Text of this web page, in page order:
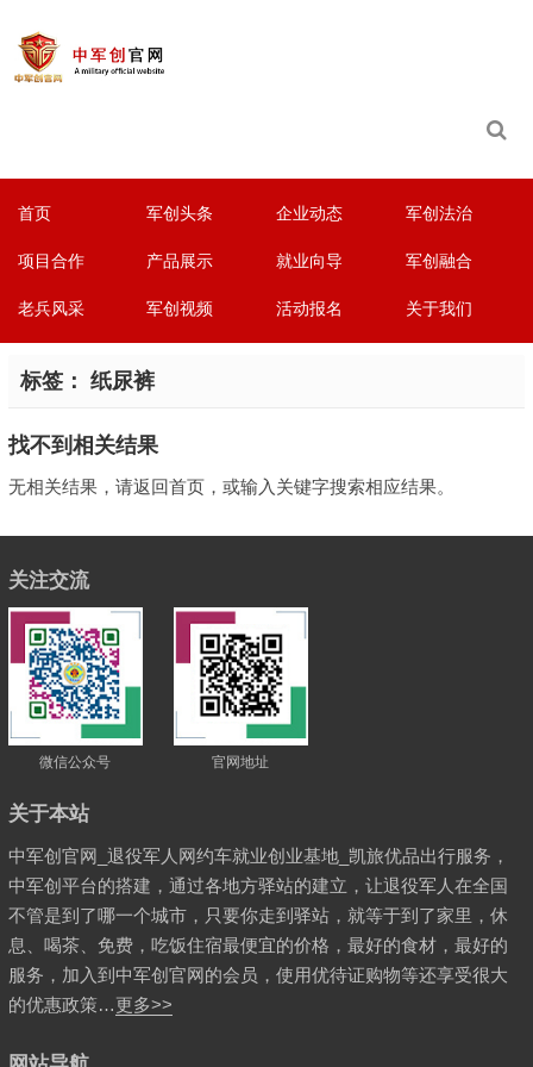
首页 军创头条 企业动态 军创法治
项目合作 产品展示 就业向导 军创融合
老兵风采 军创视频 活动报名 关于我们
标签： 纸尿裤
找不到相关结果
无相关结果，请返回首页，或输入关键字搜索相应结果。
关注交流
微信公众号 官网地址
关于本站
中军创官网_退役军人网约车就业创业基地_凯旅优品出行服务，
中军创平台的搭建，通过各地方驿站的建立，让退役军人在全国
不管是到了哪一个城市，只要你走到驿站，就等于到了家里，休
息、喝茶、免费，吃饭住宿最便宜的价格，最好的食材，最好的
服务，加入到中军创官网的会员，使用优待证购物等还享受很大
的优惠政策…更多>>